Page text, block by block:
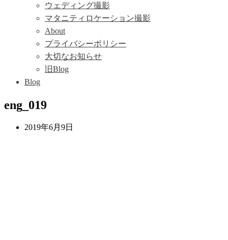
ウェディング撮影
マタニティロケーション撮影
About
プライバシーポリシー
大切なお知らせ
旧Blog
Blog
eng_019
2019年6月9日